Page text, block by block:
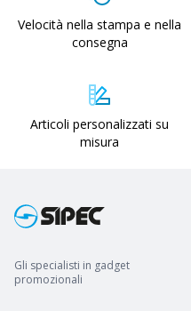
Velocità nella stampa e nella
consegna
Articoli personalizzati su
misura
Gli specialisti in gadget
promozionali